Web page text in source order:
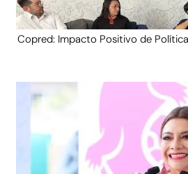
Copred: Impacto Positivo de